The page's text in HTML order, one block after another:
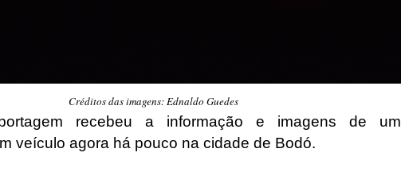
Créditos das imagens: Ednaldo Guedes
recebeu a informação e imagens de um
veículo agora há pouco na cidade de Bodó.